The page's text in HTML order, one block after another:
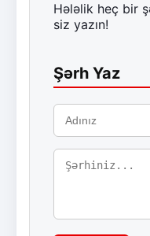
Hələlik heç bir
siz yazın!
Şərh Yaz